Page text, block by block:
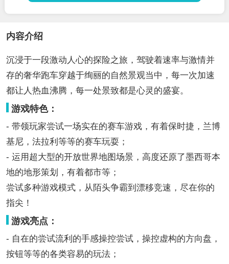
内容介绍
沉浸于一段激动人心的探险之旅，驾驶着速率与激情并
存的奢华跑车穿越于绚丽的自然景观当中，每一次加速
都让人热血沸腾，每一处景致都是心灵的盛宴。
游戏特色：
- 带领玩家尝试一场实在的赛车游戏，有着保时捷，兰博
基尼，法拉利等等的赛车玩耍；
- 运用超大型的开放世界地图场景，高度还原了墨西哥本
地的地形策划，有着都市等；
尝试多种游戏模式，从陌头争霸到漂移竞速，尽在你的
指尖！
游戏亮点：
- 自在的尝试流利的手感操控尝试，操控虚构的方向盘，
按钮等等的各类容易的玩法；